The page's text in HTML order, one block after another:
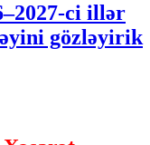
ci illər
gözləyirik